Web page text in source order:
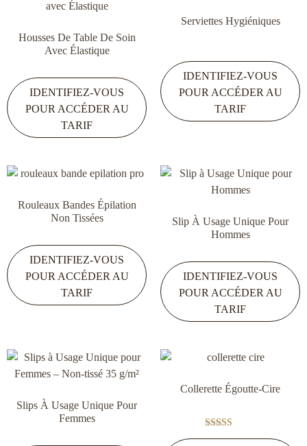
Housses De Table De Soin
Avec Élastique
IDENTIFIEZ-VOUS
POUR ACCÉDER AU
TARIF
Serviettes Hygiéniques
IDENTIFIEZ-VOUS
POUR ACCÉDER AU
TARIF
Rouleaux Bandes Épilation
Non Tissées
IDENTIFIEZ-VOUS
POUR ACCÉDER AU
TARIF
Slip À Usage Unique Pour
Hommes
IDENTIFIEZ-VOUS
POUR ACCÉDER AU
TARIF
Slips À Usage Unique Pour
Femmes
Collerette Égoutte-Cire
Note